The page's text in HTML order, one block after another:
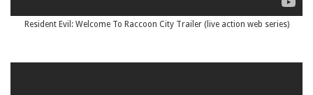
Resident Evil: Welcome To Raccoon City Trailer (live action web series)